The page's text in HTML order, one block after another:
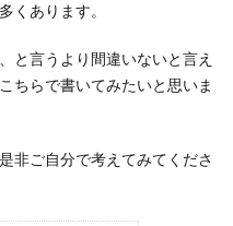
くあります。
と言うより間違いないと言え
ちらで書いてみたいと思いま
非ご自分で考えてみてくださ